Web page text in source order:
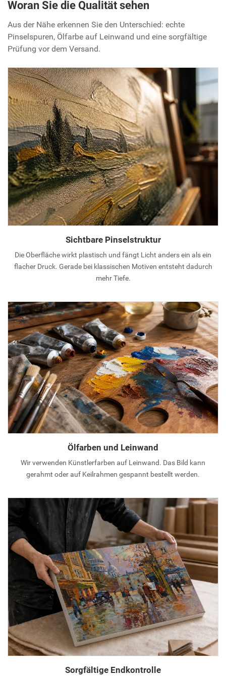
Woran Sie die Qualität sehen
Aus der Nähe erkennen Sie den Unterschied: echte
Pinselspuren, Ölfarbe auf Leinwand und eine sorgfältige
Prüfung vor dem Versand.
Sichtbare Pinselstruktur
Die Oberfläche wirkt plastisch und fängt Licht anders ein als ein
flacher Druck. Gerade bei klassischen Motiven entsteht dadurch
mehr Tiefe.
Ölfarben und Leinwand
Wir verwenden Künstlerfarben auf Leinwand. Das Bild kann
gerahmt oder auf Keilrahmen gespannt bestellt werden.
Sorgfältige Endkontrolle